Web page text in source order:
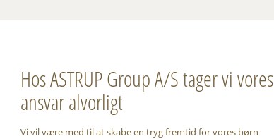
Hos ASTRUP Group A/S tager vi vores
ansvar alvorligt
Vi vil være med til at skabe en tryg fremtid for vores børn